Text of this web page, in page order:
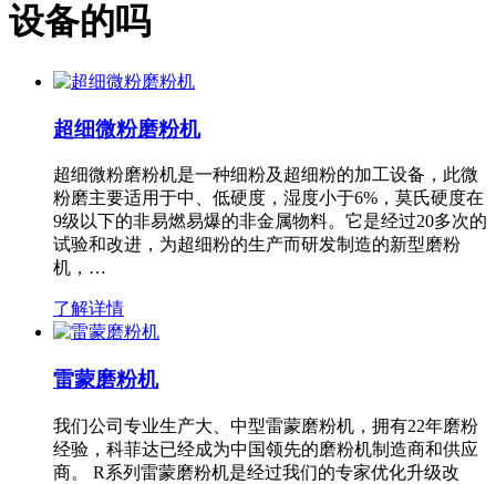
设备的吗
超细微粉磨粉机
超细微粉磨粉机是一种细粉及超细粉的加工设备，此微
粉磨主要适用于中、低硬度，湿度小于6%，莫氏硬度在
9级以下的非易燃易爆的非金属物料。它是经过20多次的
试验和改进，为超细粉的生产而研发制造的新型磨粉
机，…
了解详情
雷蒙磨粉机
我们公司专业生产大、中型雷蒙磨粉机，拥有22年磨粉
经验，科菲达已经成为中国领先的磨粉机制造商和供应
商。 R系列雷蒙磨粉机是经过我们的专家优化升级改